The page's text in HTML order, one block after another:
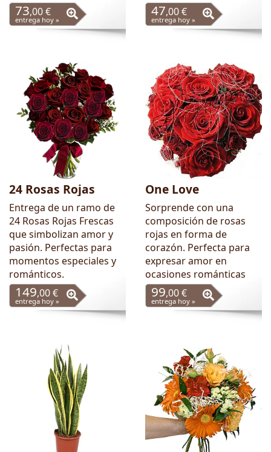
73,00 €
entrega hoy »
47,00 €
entrega hoy »
24 Rosas Rojas
Entrega de un ramo de
24 Rosas Rojas Frescas
que simbolizan amor y
pasión. Perfectas para
momentos especiales y
románticos.
149,00 €
entrega hoy »
One Love
Sorprende con una
composición de rosas
rojas en forma de
corazón. Perfecta para
expresar amor en
ocasiones románticas
99,00 €
entrega hoy »